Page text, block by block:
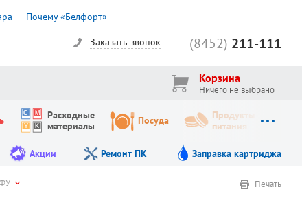
Почему «Белфорт»
(8452) 211-111
Заказать звонок
Корзина
Ничего не выбрано
Расходные
материалы
Посуда
Продукты
питания
Акции Ремонт ПК Заправка картриджа
Печать